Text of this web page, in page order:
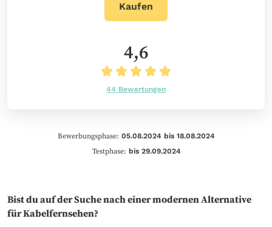
Kaufen
4,6
44 Bewertungen
Bewerbungsphase: 05.08.2024 bis 18.08.2024
Testphase: bis 29.09.2024
Bist du auf der Suche nach einer modernen Alternative
für Kabelfernsehen?